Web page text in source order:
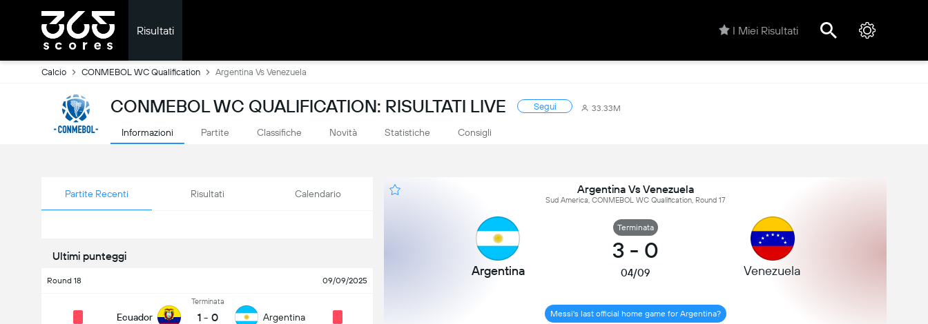
Risultati I Miei Risultati
Calcio CONMEBOL WC Qualification Argentina Vs Venezuela
CONMEBOL WC QUALIFICATION: RISULTATI LIVE Segui 33.33M
Informazioni Partite Classifiche Novità Statistiche Consigli
Partite Recenti Risultati Calendario
Ultimi punteggi
Round 18 09/09/2025
Ecuador
Terminata
1 - 0 Argentina
Argentina Vs Venezuela
Sud America, CONMEBOL WC Qualification, Round 17
Argentina
Terminata
3 - 0
04/09 Venezuela
Messi's last official home game for Argentina?